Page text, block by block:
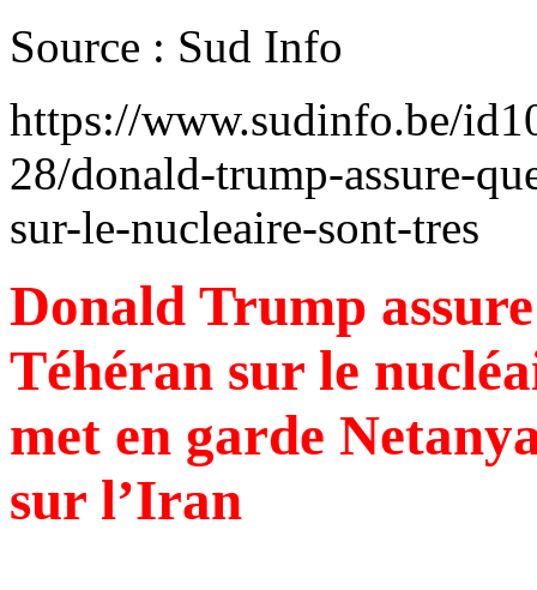
Source : Sud Info
https://www.sudinfo.be/
28/donald-trump-assure-
sur-le-nucleaire-sont-tres
Donald Trump
Téhéran sur le
met en garde
sur l’Iran